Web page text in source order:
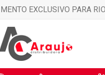
EXCLUSIVO PARA